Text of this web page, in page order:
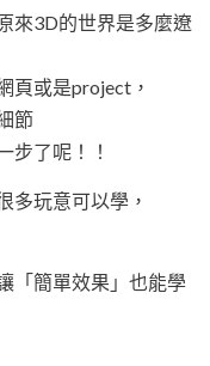
來3D的世界是多麼遼
頁或是project，
節
步了呢！！
多玩意可以學，
「簡單效果」也能學